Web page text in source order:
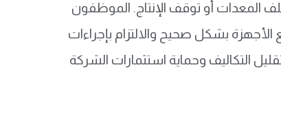
المعدات أو توقف الإنتاج. الموظفون
بشكل صحيح والالتزام بإجراءات
التكاليف وحماية استثمارات الشركة